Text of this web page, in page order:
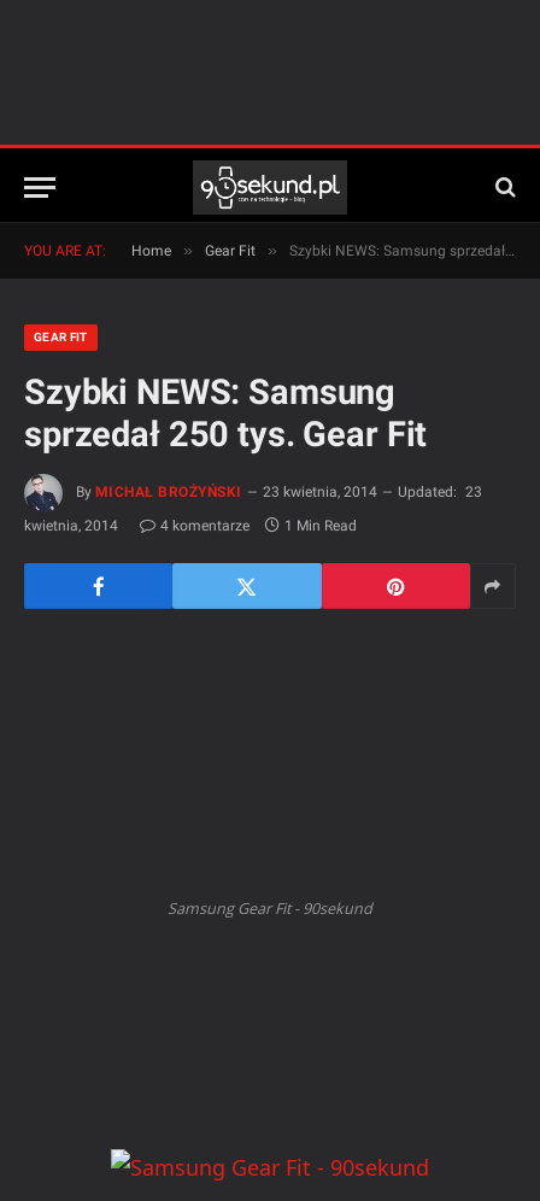
YOU ARE AT: Home » Gear Fit » Szybki NEWS: Samsung sprzedał 250 tys. Gear Fit
GEAR FIT
Szybki NEWS: Samsung
sprzedał 250 tys. Gear Fit
By MICHAŁ BROŻYŃSKI 23 kwietnia, 2014 Updated: 23
kwietnia, 2014
4 komentarze 1 Min Read
Samsung Gear Fit - 90sekund